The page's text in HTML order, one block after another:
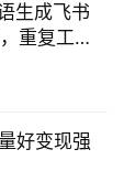
生成飞书
重复工作
好变现强